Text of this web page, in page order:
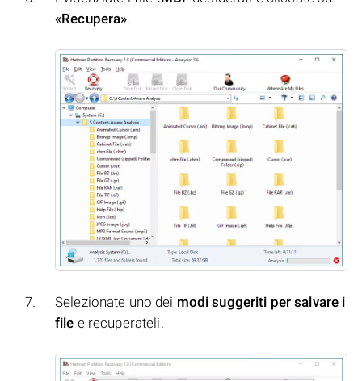
«Recupera».
Selezionate uno dei modi suggeriti per salvare i
file e recuperateli.